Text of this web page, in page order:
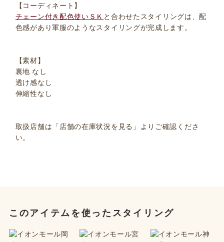
【コーディネート】
チェーン付き配色使いＳＫ と合わせたスタイリングは、配
色感があり軍服のようなスタイリングが完成します。
【素材】
裏地 なし
透け感なし
伸縮性なし
取扱店舗は「店舗の在庫状況を見る」よりご確認くださ
い。
このアイテムを使ったスタイリング